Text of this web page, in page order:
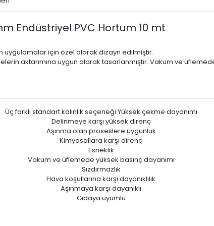
Endüstriyel PVC Hortum 10 mt
uygulamalar için özel olarak dizayn edilmiştir.
aktarımına uygun olarak tasarlanmıştır. Vakum ve
Üç farklı standart kalınlık seçeneği Yüksek çekme dayanımı
Delinmeye karşı yüksek direnç
Aşınma olan proseslere uygunluk
Kimyasallara karşı direnç
Esneklik
Vakum ve üfIemede yüksek basınç dayanımı
Sızdırmazlık
Hava koşullarına karşı dayanıklılık
Aşınmaya karşı dayanıklı
Gıdaya uyumlu